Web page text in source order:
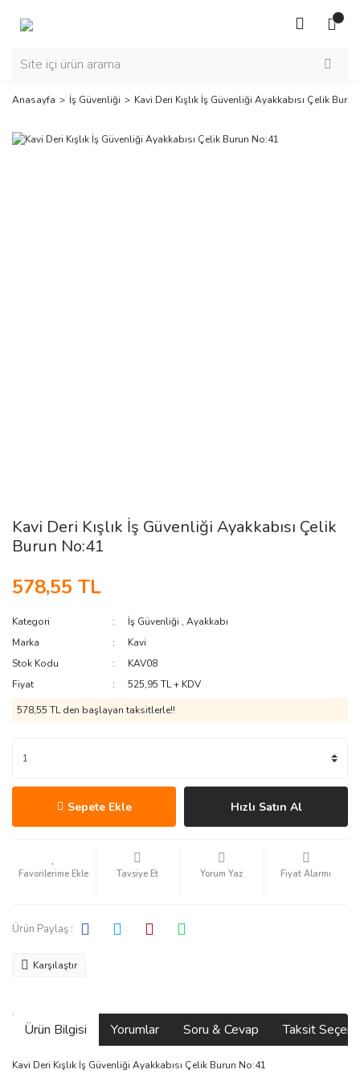
Anasayfa İş Güvenliği Kavi Deri Kışlık İş Güvenliği Ayakkabısı Çelik
Kavi Deri Kışlık İş Güvenliği Ayakkabısı Çelik
Burun No:41
578,55 TL
Kategori İş Güvenliği ,Ayakkabı
Marka
Kavi
Stok Kodu
KAV08
Fiyat
525,95 TL + KDV
578,55 TL den başlayan taksitlerle!!
Sepete Ekle Hızlı Satın Al
Tavsiye Et Yorum Yaz Fiyat Alarmı
Ürün Paylaş :
Karşılaştır
Ürün Bilgisi Yorumlar Soru & Cevap Taksit
Kavi Deri Kışlık İş Güvenliği Ayakkabısı Çelik Burun No:41